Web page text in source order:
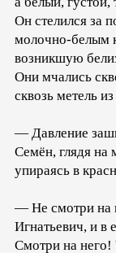
Он стелился за
молочно-белым
возникшую
Они мчались
сквозь метель
— Давление
Семён, глядя на
упираясь в
— Не смотри на
Игнатьевич, и в
Смотри на него!